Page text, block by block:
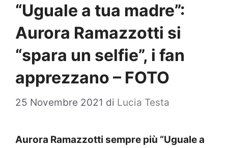
“Uguale a tua madre”:
Aurora Ramazzotti si
“spara un selfie”, i fan
apprezzano – FOTO
25 Novembre 2021 di Lucia Testa
Aurora Ramazzotti sempre più “Uguale a